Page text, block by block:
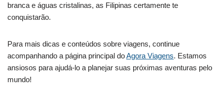
branca e águas cristalinas, as Filipinas certamente te
conquistarão.
Para mais dicas e conteúdos sobre viagens, continue
acompanhando a página principal doAgora Viagens. Estamos
ansiosos para ajudá-lo a planejar suas próximas aventuras pelo
mundo!